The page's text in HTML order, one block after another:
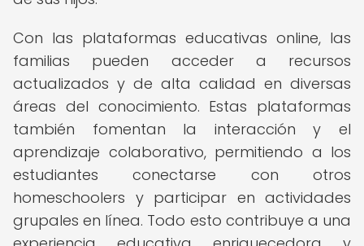
Con las plataformas educativas online, las
familias pueden acceder a recursos
actualizados y de alta calidad en diversas
áreas del conocimiento. Estas plataformas
también fomentan la interacción y el
aprendizaje colaborativo, permitiendo a los
estudiantes conectarse con otros
homeschoolers y participar en actividades
grupales en línea. Todo esto contribuye a una